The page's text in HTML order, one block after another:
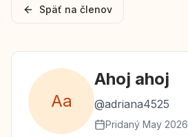
Späť na členov
Aa
Ahoj ahoj
@adriana4525
Pridaný May 2026